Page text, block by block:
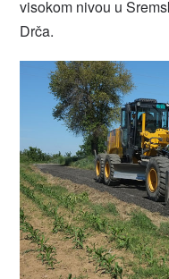
visokom nivou u
Drča.